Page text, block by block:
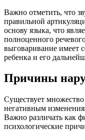
Важно отметить, что
правильной
основу языка, что
полноценного
выговаривание имеет
ребенка и его
Причины
Существует
негативным
Важно различать как
психологические